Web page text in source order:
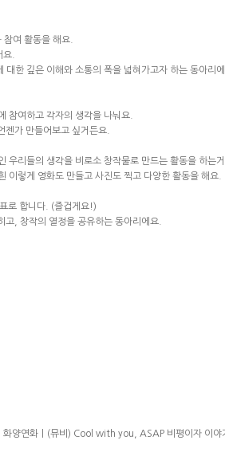
여 활동을 해요.
.
한 깊은 이해와 소통의 폭을 넓혀가고자 하는 동아리에
참여하고 각자의 생각을 나눠요.
젠가 만들어보고 싶거든요.
우리들의 생각을 비로소 창작물로 만드는 활동을 하는거
이렇게 영화도 만들고 사진도 찍고 다양한 활동을 해요.
로 합니다. (즐겁게요!)
, 창작의 열정을 공유하는 동아리에요.
양연화ㅣ(뮤비) Cool with you, ASAP 비평이자 이야